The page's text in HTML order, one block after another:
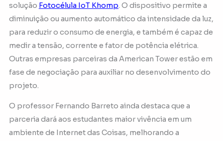
solução Fotocélula IoT Khomp. O dispositivo permite a
diminuição ou aumento automático da intensidade da luz,
para reduzir o consumo de energia, e também é capaz de
medir a tensão, corrente e fator de potência elétrica.
Outras empresas parceiras da American Tower estão em
fase de negociação para auxiliar no desenvolvimento do
projeto.
O professor Fernando Barreto ainda destaca que a
parceria dará aos estudantes maior vivência em um
ambiente de Internet das Coisas, melhorando a